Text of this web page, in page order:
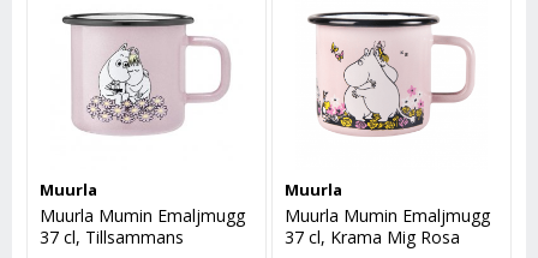
Muurla
Muurla Mumin Emaljmugg
37 cl, Tillsammans
Muurla
Muurla Mumin Emaljmugg
37 cl, Krama Mig Rosa